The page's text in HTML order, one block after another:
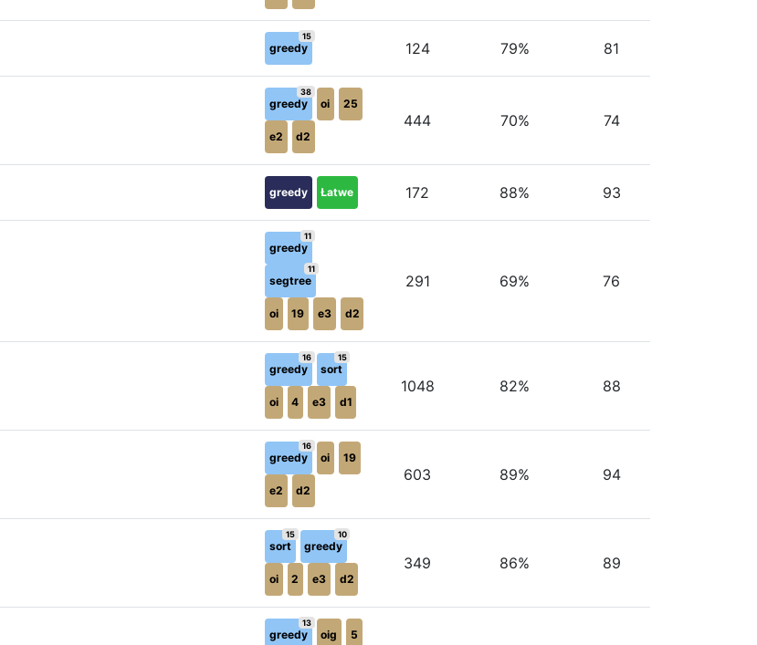
greedy
15
124 79% 81
greedy
38
oi 25
e2 d2
444 70% 74
greedy Łatwe 172 88% 93
greedy
11
segtree
11
oi 19 e3 d2
291 69% 76
greedy
16
sort
15
oi 4 e3 d1
1048 82% 88
greedy
16
oi 19
e2 d2
603 89% 94
sort
15
greedy
10
oi 2 e3 d2
349 86% 89
greedy
13
oig 5